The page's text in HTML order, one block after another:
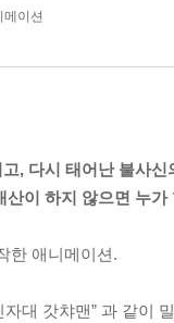
메이션
고, 다시 태어난 불사신
산이 하지 않으면 누가
한 애니메이션.
자대 갓챠맨” 과 같이